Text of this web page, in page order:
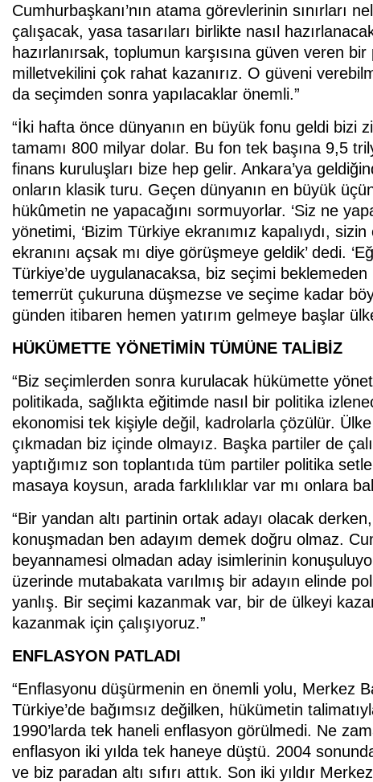
Cumhurbaşkanı’nın atama görevlerinin sınırları
çalışacak, yasa tasarıları birlikte nasıl
hazırlanırsak, toplumun karşısına güven veren
milletvekilini çok rahat kazanırız. O güveni
da seçimden sonra yapılacaklar önemli.”
“İki hafta önce dünyanın en büyük fonu geldi bizi
tamamı 800 milyar dolar. Bu fon tek başına 9,5
finans kuruluşları bize hep gelir. Ankara’ya
onların klasik turu. Geçen dünyanın en büyük
hükûmetin ne yapacağını sormuyorlar. ‘Siz ne
yönetimi, ‘Bizim Türkiye ekranımız kapalıydı,
ekranını açsak mı diye görüşmeye geldik’ dedi.
Türkiye’de uygulanacaksa, biz seçimi beklemeden
temerrüt çukuruna düşmezse ve seçime kadar
günden itibaren hemen yatırım gelmeye başlar
HÜKÜMETTE YÖNETİMİN TÜMÜNE TALİBİZ
“Biz seçimlerden sonra kurulacak hükümette
politikada, sağlıkta eğitimde nasıl bir politika
ekonomisi tek kişiyle değil, kadrolarla çözülür.
çıkmadan biz içinde olmayız. Başka partiler de
yaptığımız son toplantıda tüm partiler politika
masaya koysun, arada farklılıklar var mı onlara
“Bir yandan altı partinin ortak adayı olacak
konuşmadan ben adayım demek doğru olmaz.
beyannamesi olmadan aday isimlerinin
üzerinde mutabakata varılmış bir adayın elinde
yanlış. Bir seçimi kazanmak var, bir de ülkeyi
kazanmak için çalışıyoruz.”
ENFLASYON PATLADI
“Enflasyonu düşürmenin en önemli yolu, Merkez
Türkiye’de bağımsız değilken, hükümetin
1990’larda tek haneli enflasyon görülmedi. Ne
enflasyon iki yılda tek haneye düştü. 2004
ve biz paradan altı sıfırı attık. Son iki yıldır